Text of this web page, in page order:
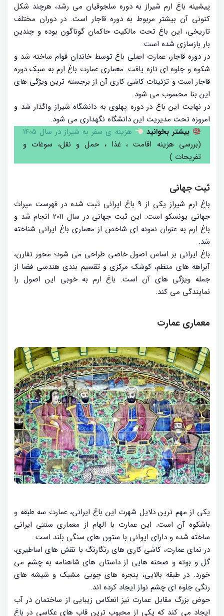
پیشینه باغ ارم شیراز به دوره سلجوقیان می رشد، هرچند شکل
کنونی آن بیشتر مربوط به دوره قاجار است. در دوران مختلف
تاریخی، این باغ تحت مالکیت حاکمان گوناگون بوده و چندین
بار بازسازی شده است.
در دوره قاجار، عمارت اصلی باغ توسط خاندان قوام ساخته شد و
شکوه و جلوه ای تازه یافت. معماری عمارت باغ ارم به سبک دوره
قاجار است و تزئینات کاشی کاری آن از برجسته ترین ویژگی های
این بنا محسوب می شود.
در نهایت این باغ در دوره پهلوی به دانشگاه شیراز واگذار شد و
امروزه تحت مدیریت این دانشگاه نگهداری می شود.
بیشتر بخوانید
هزینه ی سفر به شیراز در سال 1405
(بررسی هزینه اقامت ، غذا ، حمل و نقل، سوغات و
تفریحات )
ثبت جهانی
باغ ارم شیراز یکی از 9 باغ ایرانی ثبت شده در فهرست میراث
جهانی یونسکو است. این ثبت جهانی در سال 2011 انجام شد و
باغ ارم به عنوان نمونه ای شاخص از معماری باغ ایرانی شناخته
شد.
باغ ایرانی بر اساس اصول خاصی طراحی می شود؛ محور تقارن،
آبراهه های منظم، کوشک مرکزی و تقسیم بندی هندسی فضا از
جمله ویژگی های آن است. باغ ارم به خوبی این اصول را
نمایندگی می کند.
معماری عمارت
یکی از مهم ترین دلایل شهرت این باغ ایرانی، عمارت سه طبقه و
باشکوه آن است. این عمارت با الهام از معماری سنتی ایرانی
ساخته شده و دارای ایوانی با ستون های سنگی بلند است.
در نمای عمارت، کاشی کاری های رنگارنگ با نقش های اساطیری،
گل و بوته و صحنه هایی از داستان های شاهنامه به چشم می
خورد. در طبقه بالایی، پنجره های چوبی مشبک و شیشه های
رنگی جلوه ای چشم نواز ایجاد کرده اند.
حوض بزرگ مقابل عمارت نیز انعکاس زیبایی از ساختمان در آب
ایجاد می کند که یکی از محبوب ترین قاب های عکاسی در باغ